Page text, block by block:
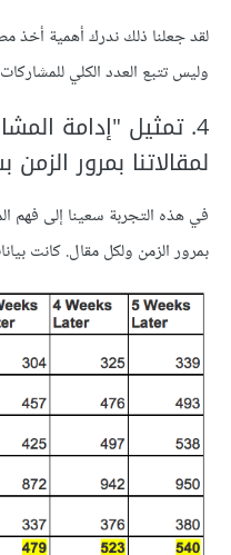
لقد جعلنا ذلك ندرك أهمية أخذ
وليس تتبع العدد الكلي
لمقالاتنا بمرور
في هذه التجربة سعينا إلى فهم
بمرور الزمن ولكل مقال. كانت